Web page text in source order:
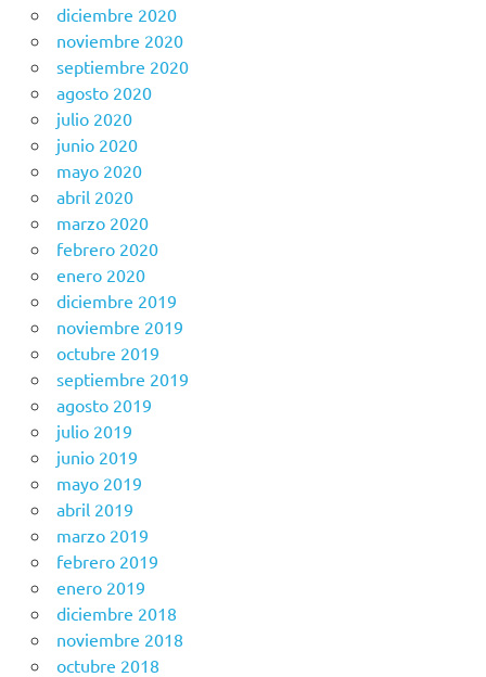
diciembre 2020
noviembre 2020
septiembre 2020
agosto 2020
julio 2020
junio 2020
mayo 2020
abril 2020
marzo 2020
febrero 2020
enero 2020
diciembre 2019
noviembre 2019
octubre 2019
septiembre 2019
agosto 2019
julio 2019
junio 2019
mayo 2019
abril 2019
marzo 2019
febrero 2019
enero 2019
diciembre 2018
noviembre 2018
octubre 2018